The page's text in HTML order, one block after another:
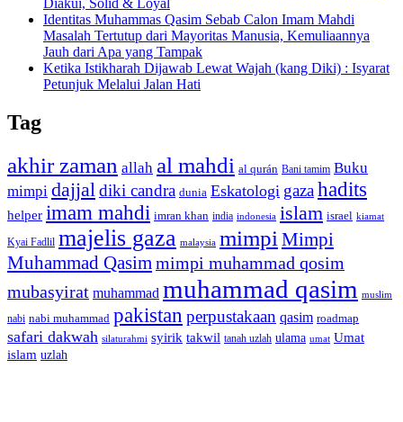
Diakui, Solid & Loyal
Identitas Muhammas Qasim Sebab Calon Imam Mahdi
Masalah Tertutup dari Mayoritas Manusia, Kemuliaannya
Jauh dari Apa yang Tampak
Ketika Istikharah Dijawab Lewat Wajah (kang Diki) : Isyarat
Petunjuk Melalui Jalan Hati
Tag
akhir zaman allah al mahdi al qurán Bani tamim Buku
mimpi dajjal diki candra dunia Eskatologi gazahadits
helper imam mahdi imran khan india indonesia islam israel kiamat
Kyai Fadlil majelis gaza malaysia mimpi Mimpi
Muhammad Qasim mimpi muhammad qosim
mubasyirat muhammad muhammad qasim muslim
nabi nabi muhammad pakistan perpustakaan qasim roadmap
safari dakwah silaturahmi syirik takwil tanah uzlah ulama umat Umat
islam uzlah